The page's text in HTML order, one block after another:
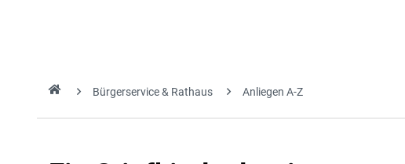
Bürgerservice & Rathaus Anliegen A-Z